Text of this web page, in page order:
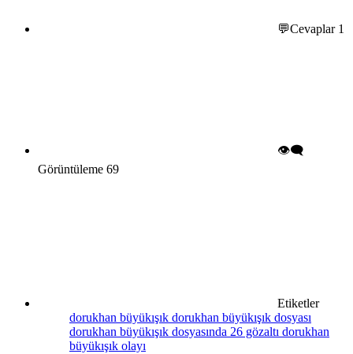
💬Cevaplar1
👁️‍🗨️
Görüntüleme 69
Etiketler
dorukhan büyükışık dorukhan büyükışık dosyası
dorukhan büyükışık dosyasında 26 gözaltı dorukhan
büyükışık olayı